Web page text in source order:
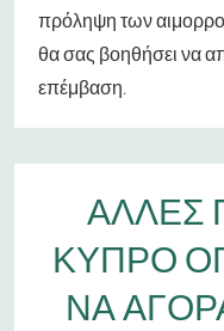
πρόληψη των
θα σας βοηθήσει να
επέμβαση.
ΆΛΛΕΣ
ΚΎΠΡΟ
ΝΑ